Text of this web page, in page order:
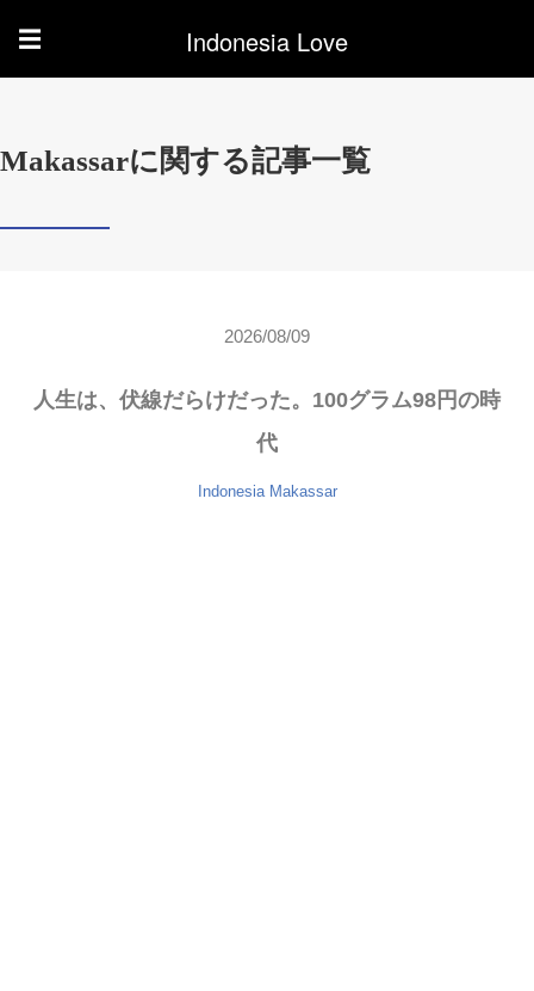
☰ Indonesia Love
Makassarに関する記事一覧
2026/08/09
人生は、伏線だらけだった。100グラム98円の時
代
Indonesia Makassar